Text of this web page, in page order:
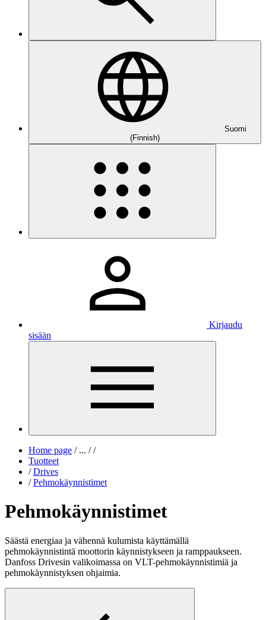
Suomi
(Finnish)
Kirjaudu
sisään
Home page /... / /
Tuotteet
/ Drives
/ Pehmokäynnistimet
Pehmokäynnistimet
Säästä energiaa ja vähennä kulumista käyttämällä
pehmokäynnistintä moottorin käynnistykseen ja ramppaukseen.
Danfoss Drivesin valikoimassa on VLT-pehmokäynnistimiä ja
pehmokäynnistyksen ohjaimia.